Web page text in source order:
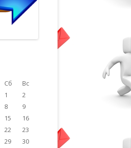
Сб
Вс
1
2
8
9
15
16
22
23
29
30